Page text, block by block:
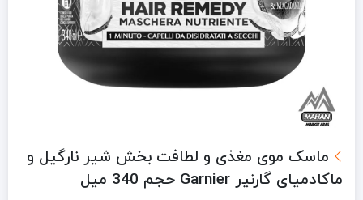
ماسک موی مغذی و لطافت بخش شیر نارگیل و
ماکادمیای گارنیر Garnier حجم 340 میل